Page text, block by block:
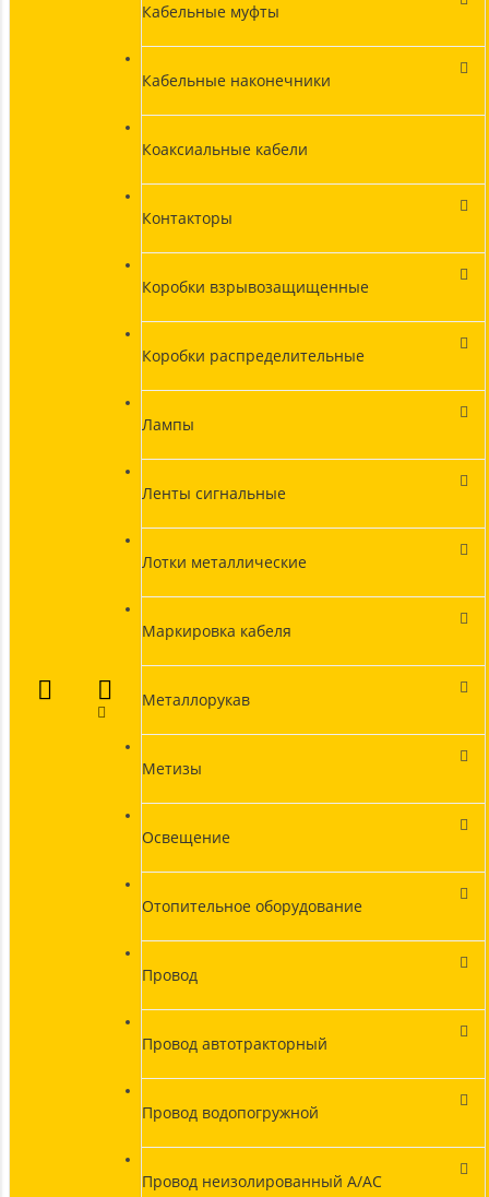
Кабельные муфты
Кабельные наконечники
Коаксиальные кабели
Контакторы
Коробки взрывозащищенные
Коробки распределительные
Лампы
Ленты сигнальные
Лотки металлические
Маркировка кабеля
Металлорукав
Метизы
Освещение
Отопительное оборудование
Провод
Провод автотракторный
Провод водопогружной
Провод неизолированный А/АС